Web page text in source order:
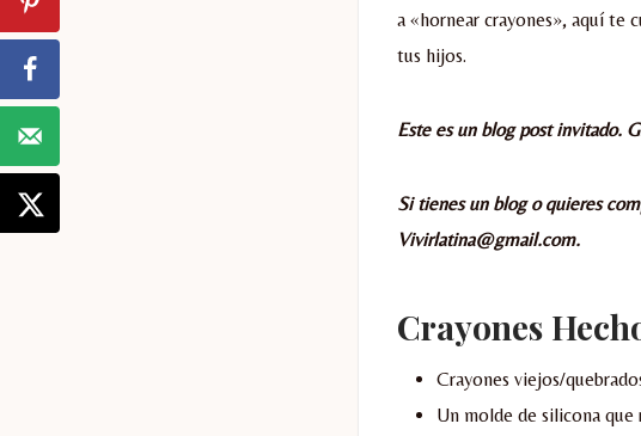
a «hornear crayones», aquí te
tus hijos.
Este es un blog post invitado.
Si tienes un blog o quieres
Vivirlatina@gmail.com.
Crayones
Crayones viejos/
Un molde de silicona